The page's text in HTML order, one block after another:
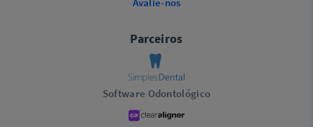
Parceiros
Software Odontológico